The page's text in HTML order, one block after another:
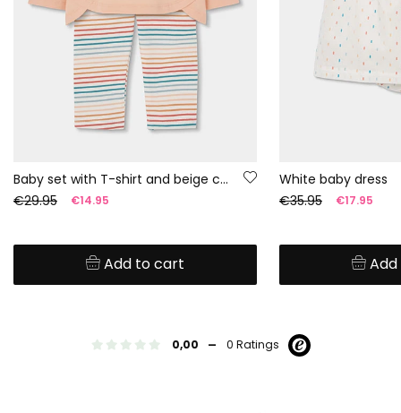
Baby set with T-shirt and beige cotton trousers
€29.95
€14.95
Add to cart
White baby dress
€35.95
€17.95
0,00 - 0 Ratings